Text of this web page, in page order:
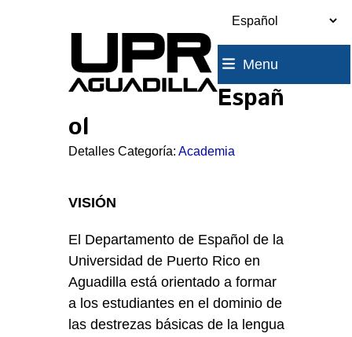
Menu
Españ
ol
Detalles Categoría: Academia
VISIÓN
El Departamento de Español de la
Universidad de Puerto Rico en
Aguadilla está orientado a formar
a los estudiantes en el dominio de
las destrezas básicas de la lengua